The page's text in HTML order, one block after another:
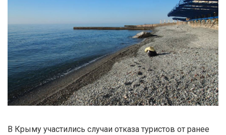
В Крыму участились случаи отказа туристов от ранее